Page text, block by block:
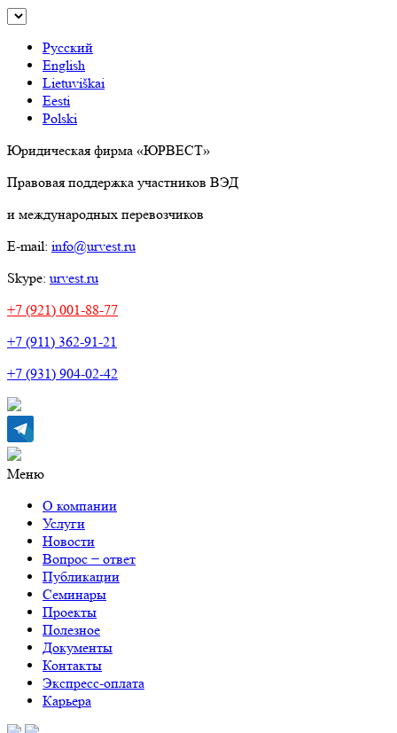
Русский
English
Lietuviškai
Eesti
Polski
Юридическая фирма «ЮРВЕСТ»
Правовая поддержка участников ВЭД
и международных перевозчиков
E-mail: info@urvest.ru
Skype: urvest.ru
+7 (921) 001-88-77
+7 (911) 362-91-21
+7 (931) 904-02-42
Меню
О компании
Услуги
Новости
Вопрос − ответ
Публикации
Семинары
Проекты
Полезное
Документы
Контакты
Экспресс-оплата
Карьера